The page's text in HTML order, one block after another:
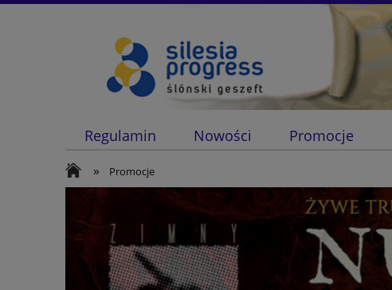
Regulamin Nowości Promocje
» Promocje